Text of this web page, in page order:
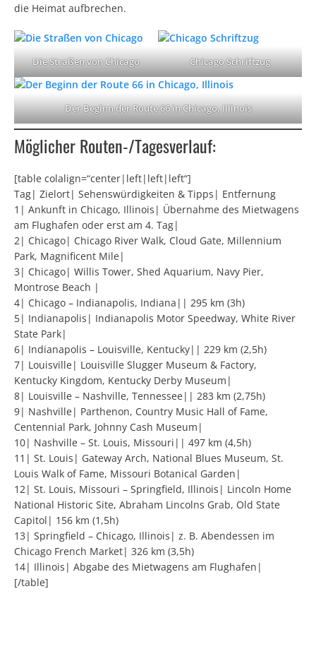
die Heimat aufbrechen.
Die Straßen von Chicago Chicago Schriftzug
Der Beginn der Route 66 in Chicago, Illinois
Möglicher Routen-/Tagesverlauf:
[table colalign=“center|left|left|left“]
Tag| Zielort| Sehenswürdigkeiten & Tipps| Entfernung
1| Ankunft in Chicago, Illinois| Übernahme des Mietwagens
am Flughafen oder erst am 4. Tag|
2| Chicago| Chicago River Walk, Cloud Gate, Millennium
Park, Magnificent Mile|
3| Chicago| Willis Tower, Shed Aquarium, Navy Pier,
Montrose Beach |
4| Chicago – Indianapolis, Indiana|| 295 km (3h)
5| Indianapolis| Indianapolis Motor Speedway, White River
State Park|
6| Indianapolis – Louisville, Kentucky|| 229 km (2,5h)
7| Louisville| Louisville Slugger Museum & Factory,
Kentucky Kingdom, Kentucky Derby Museum|
8| Louisville – Nashville, Tennessee|| 283 km (2,75h)
9| Nashville| Parthenon, Country Music Hall of Fame,
Centennial Park, Johnny Cash Museum|
10| Nashville – St. Louis, Missouri|| 497 km (4,5h)
11| St. Louis| Gateway Arch, National Blues Museum, St.
Louis Walk of Fame, Missouri Botanical Garden|
12| St. Louis, Missouri – Springfield, Illinois| Lincoln Home
National Historic Site, Abraham Lincolns Grab, Old State
Capitol| 156 km (1,5h)
13| Springfield – Chicago, Illinois| z. B. Abendessen im
Chicago French Market| 326 km (3,5h)
14| Illinois| Abgabe des Mietwagens am Flughafen|
[/table]